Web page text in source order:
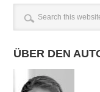
ÜBER DEN